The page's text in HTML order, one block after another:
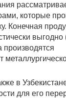
которые
Конечная
выгодно
в
для его